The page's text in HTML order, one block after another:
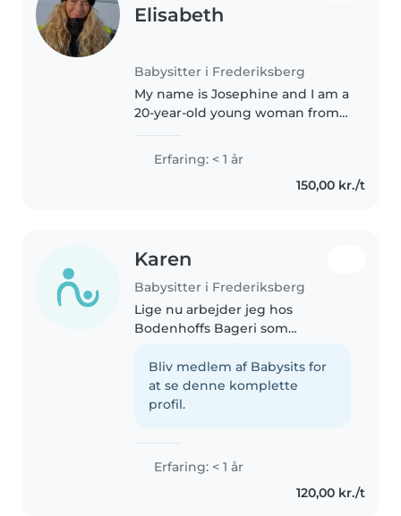
Elisabeth
Babysitter i Frederiksberg
My name is Josephine and I am a
20-year-old young woman from
responsible, and energetic
person who loves working with
Erfaring: < 1 år
150,00 kr./t
Karen
Babysitter i Frederiksberg
Lige nu arbejder jeg hos
Bodenhoffs Bageri som
jeg til ridning. Ridning har lært
mig en masse ansvar, og især at
bevare roen når alt går galt, og
Bliv medlem af Babysits for
at se denne komplette
profil.
Erfaring: < 1 år
120,00 kr./t